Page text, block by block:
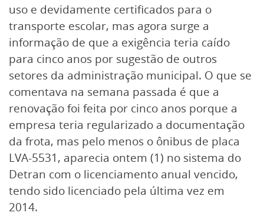
uso e devidamente certificados para o
transporte escolar, mas agora surge a
informação de que a exigência teria caído
para cinco anos por sugestão de outros
setores da administração municipal. O que se
comentava na semana passada é que a
renovação foi feita por cinco anos porque a
empresa teria regularizado a documentação
da frota, mas pelo menos o ônibus de placa
LVA-5531, aparecia ontem (1) no sistema do
Detran com o licenciamento anual vencido,
tendo sido licenciado pela última vez em
2014.